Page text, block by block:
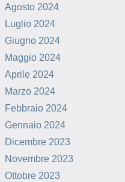
Agosto 2024
Luglio 2024
Giugno 2024
Maggio 2024
Aprile 2024
Marzo 2024
Febbraio 2024
Gennaio 2024
Dicembre 2023
Novembre 2023
Ottobre 2023